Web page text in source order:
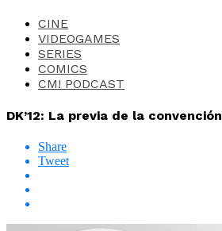
CINE
VIDEOGAMES
SERIES
COMICS
CM! PODCAST
DK’12: La previa de la convención
Share
Tweet